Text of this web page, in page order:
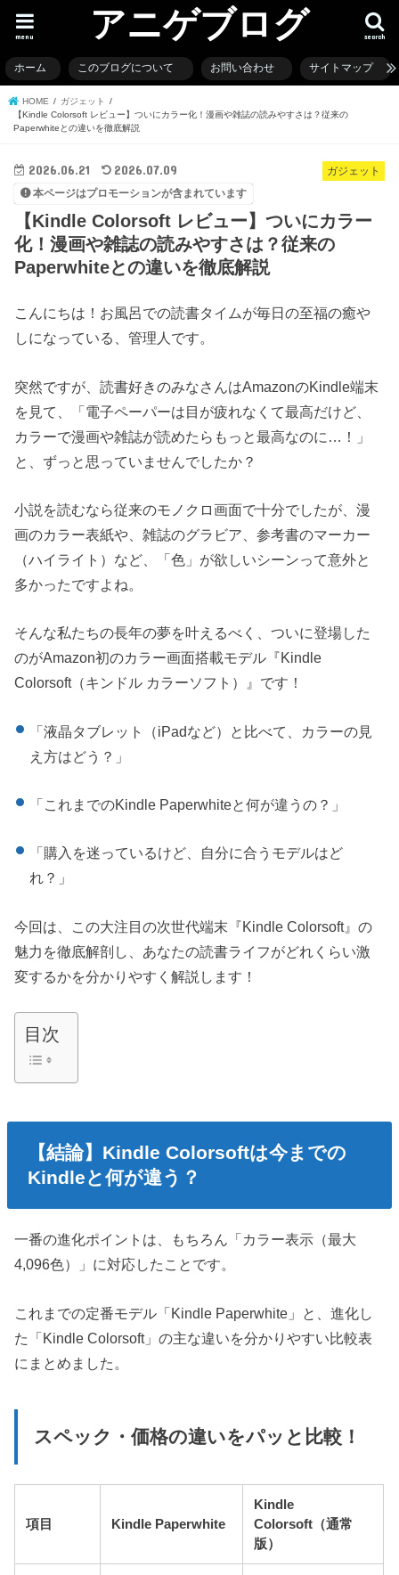
アニゲブログ search
menu
ホーム このブログについて お問い合わせ サイトマップ
HOME
ガジェット
【Kindle Colorsoft レビュー】ついにカラー化！漫画や雑誌の読みやすさは？従来の
Paperwhiteとの違いを徹底解説
ガジェット
2026.06.21 2026.07.09
本ページはプロモーションが含まれています
【Kindle Colorsoft レビュー】ついにカラー
化！漫画や雑誌の読みやすさは？従来の
Paperwhiteとの違いを徹底解説
こんにちは！お風呂での読書タイムが毎日の至福の癒や
しになっている、管理人です。
突然ですが、読書好きのみなさんはAmazonのKindle端末
を見て、「電子ペーパーは目が疲れなくて最高だけど、
カラーで漫画や雑誌が読めたらもっと最高なのに…！」
と、ずっと思っていませんでしたか？
小説を読むなら従来のモノクロ画面で十分でしたが、漫
画のカラー表紙や、雑誌のグラビア、参考書のマーカー
（ハイライト）など、「色」が欲しいシーンって意外と
多かったですよね。
そんな私たちの長年の夢を叶えるべく、ついに登場した
のがAmazon初のカラー画面搭載モデル『Kindle
Colorsoft（キンドル カラーソフト）』です！
「液晶タブレット（iPadなど）と比べて、カラーの見
え方はどう？」
「これまでのKindle Paperwhiteと何が違うの？」
「購入を迷っているけど、自分に合うモデルはど
れ？」
今回は、この大注目の次世代端末『Kindle Colorsoft』の
魅力を徹底解剖し、あなたの読書ライフがどれくらい激
変するかを分かりやすく解説します！
目次
【結論】Kindle Colorsoftは今までの
Kindleと何が違う？
一番の進化ポイントは、もちろん「カラー表示（最大
4,096色）」に対応したことです。
これまでの定番モデル「Kindle Paperwhite」と、進化し
た「Kindle Colorsoft」の主な違いを分かりやすい比較表
にまとめました。
スペック・価格の違いをパッと比較！
項目 Kindle Paperwhite
Kindle
Colorsoft（通常
版）